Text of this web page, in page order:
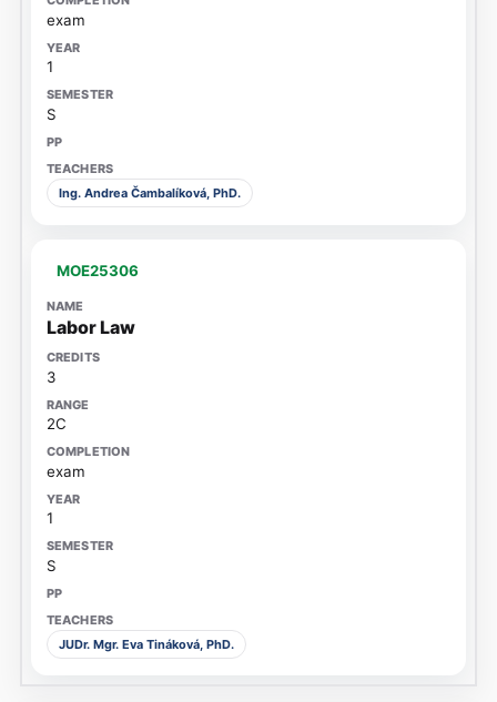
exam
1
S
Ing. Andrea Čambalíková, PhD.
MOE25306
Labor Law
3
2C
exam
1
S
JUDr. Mgr. Eva Tináková, PhD.